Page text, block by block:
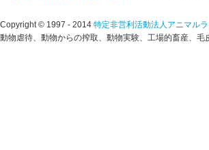
Copyright © 1997 - 2014 特定非営利活動法人アニマル
動物虐待、動物からの搾取、動物実験、工場的畜産、